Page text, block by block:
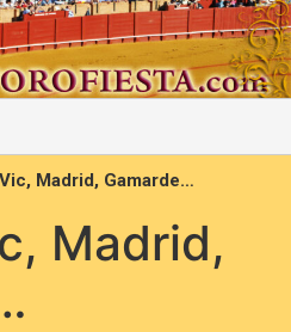
Madrid, Gamarde…
Madrid,